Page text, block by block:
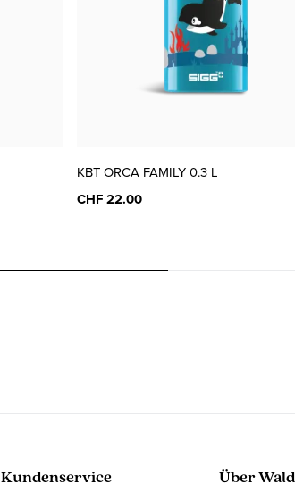
KBT ORCA FAMILY 0.3 L
CHF 22.00
Kundenservice Über